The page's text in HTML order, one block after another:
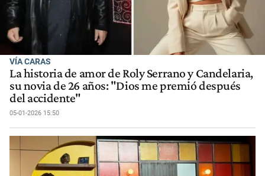
VÍA CARAS
La historia de amor de Roly Serrano y Candelaria,
su novia de 26 años: "Dios me premió después
del accidente"
05-01-2026 15:50